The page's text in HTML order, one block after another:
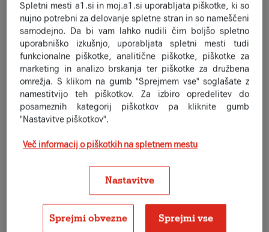
Naročniško razmerje
Menjava operaterja
Prenos številke
Prekinitev naročniškega razmerja
Preveri več
Spletni mesti a1.si in moj.a1.si uporabljata piškotke, ki so
nujno potrebni za delovanje spletne stran in so nameščeni
samodejno. Da bi vam lahko nudili čim boljšo spletno
uporabniško izkušnjo, uporabljata spletni mesti tudi
funkcionalne piškotke, analitične piškotke, piškotke za
marketing in analizo brskanja ter piškotke za družbena
omrežja. S klikom na gumb "Sprejmem vse" soglašate z
namestitvijo teh piškotkov. Za izbiro opredelitev do
posameznih kategorij piškotkov pa kliknite gumb
"Nastavitve piškotkov".
Več informacij o piškotkih na spletnem mestu
Nastavitve
Sprejmi obvezne Sprejmi vse